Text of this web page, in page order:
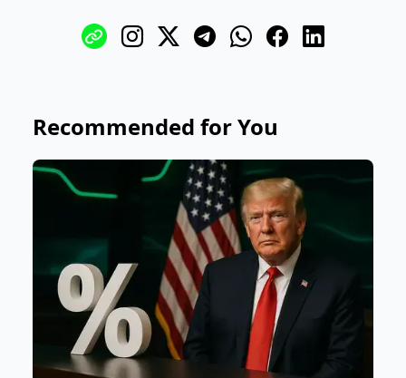
Recommended for You